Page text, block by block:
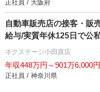
正社員 / 大阪府
自動車販売店の接客・販
給与/実質年休125日で公
ネクステージ小田原店
年収448万円～901万6,000円
正社員 / 神奈川県